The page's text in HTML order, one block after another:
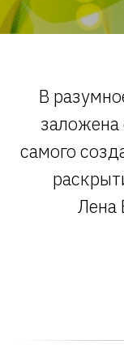
В
самого
Лена